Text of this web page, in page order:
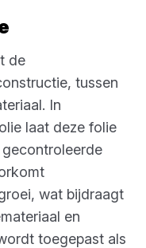
de
tussen
In
laat deze folie
wat bijdraagt
en
toegepast als